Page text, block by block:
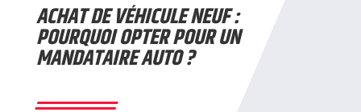
ACHAT DE VÉHICULE NEUF :
POURQUOI OPTER POUR UN
MANDATAIRE AUTO ?